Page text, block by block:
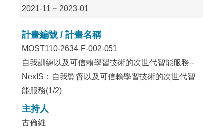
2021-11 ~ 2023-01
計畫編號 / 計畫名稱
MOST110-2634-F-002-051
自我訓練以及可信賴學習技術的次世代智能服務--
NexIS：自我監督以及可信賴學習技術的次世代智
能服務(1/2)
主持人
古倫維